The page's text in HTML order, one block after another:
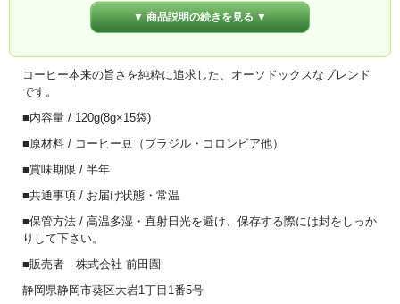
▼ 商品説明の続きを見る ▼
コーヒー本来の旨さを純粋に追求した、オーソドックスなブレンド
です。
■内容量 / 120g(8g×15袋)
■原材料 / コーヒー豆（ブラジル・コロンビア他）
■賞味期限 / 半年
■共通事項 / お届け状態・常温
■保管方法 / 高温多湿・直射日光を避け、保存する際には封をしっか
りして下さい。
■販売者 株式会社 前田園
静岡県静岡市葵区大岩1丁目1番5号